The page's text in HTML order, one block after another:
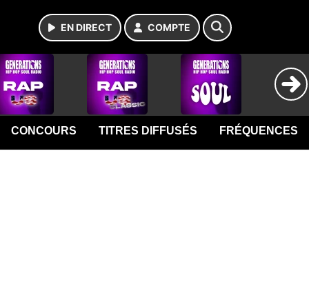
EN DIRECT COMPTE
CONCOURS TITRES DIFFUSÉS FRÉQUENCES